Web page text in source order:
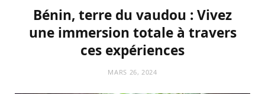
Bénin, terre du vaudou : Vivez
une immersion totale à travers
ces expériences
MARS 26, 2024